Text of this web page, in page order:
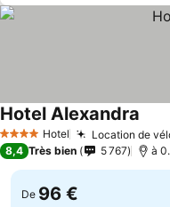
4 Étoiles Hotel Location de
Hotel Alexandra
8,4 Très bien 5 767 à
De 96 €